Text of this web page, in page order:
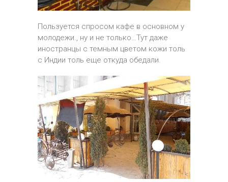
Пользуется спросом кафе в основном у
молодежи., ну и не только…Тут даже
иностранцы с темным цветом кожи толь
с Индии толь еще откуда обедали.